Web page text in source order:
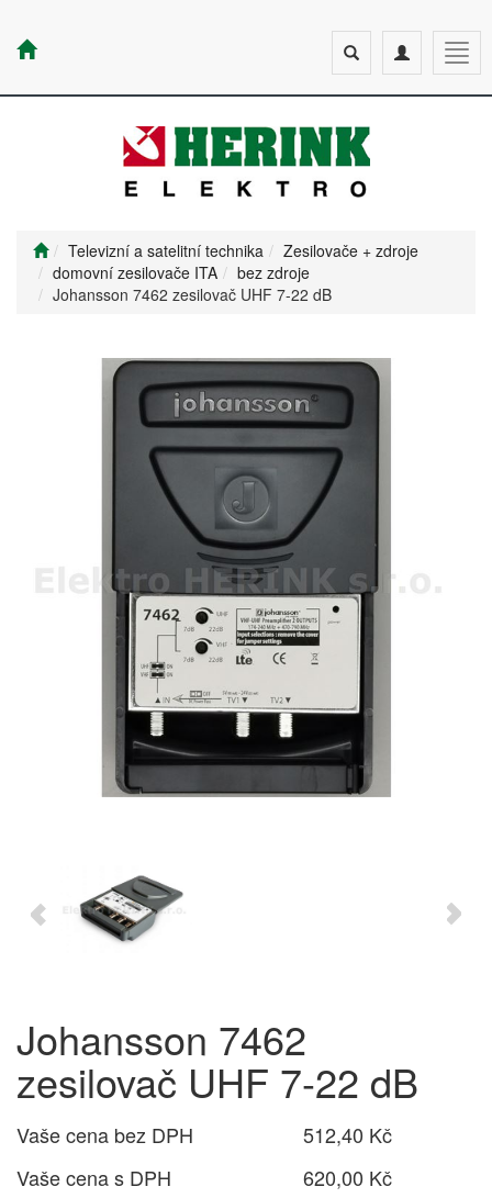
Toggle
navigation
Toggle
search
Televizní a satelitní technika
Zesilovače + zdroje
domovní zesilovače ITA
bez zdroje
Johansson 7462 zesilovač UHF 7-22 dB
Johansson 7462
zesilovač UHF 7-22 dB
Vaše cena bez DPH
512,40 Kč
Vaše cena s DPH
620,00 Kč